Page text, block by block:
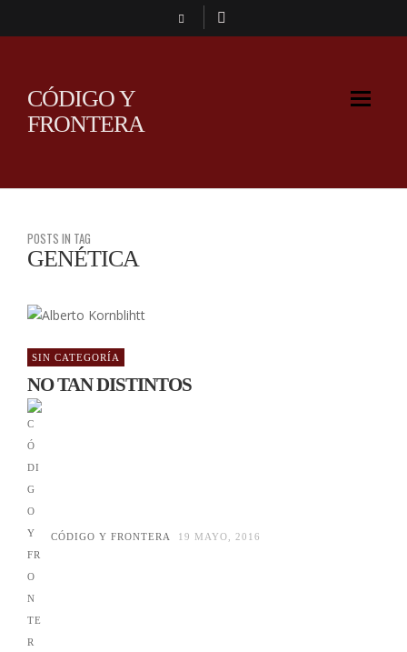
CÓDIGO Y
FRONTERA
POSTS IN TAG
GENÉTICA
SIN CATEGORÍA
NO TAN DISTINTOS
CÓDIGO Y FRONTERA 19 MAYO, 2016